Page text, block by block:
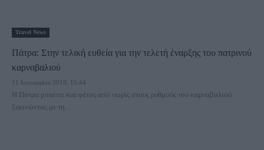
Travel News
Πάτρα: Στην τελική ευθεία για την τελετή έναρξης του πατρινού
καρναβαλιού
11 Ιανουαρίου 2019, 15:44
Η Πάτρα μπαίνει και φέτος από νωρίς στους ρυθμούς του καρναβαλιού
ξεκινώντας με τη...